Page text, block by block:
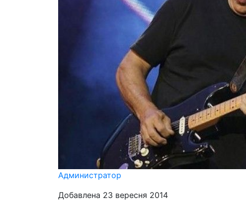
Администратор
Добавлена 23 вересня 2014